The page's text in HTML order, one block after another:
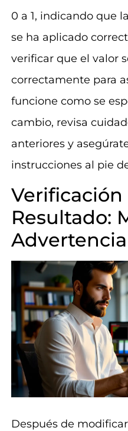
0 a 1, indicando que
se ha aplicado
verificar que el valor
correctamente para
funcione como se
cambio, revisa
anteriores y
instrucciones al pie
Verificación
Resultado:
Advertencia
Después de